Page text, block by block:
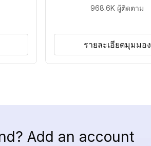
968.6K ผู้ติดตาม
รายละเอียดมุมมอง
Add an account